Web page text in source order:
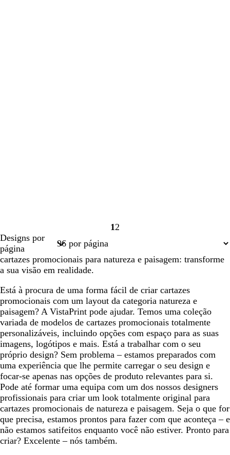
Página
1 Página
2
Designs por
página
cartazes promocionais para natureza e paisagem: transforme
a sua visão em realidade.
Está à procura de uma forma fácil de criar cartazes
promocionais com um layout da categoria natureza e
paisagem? A VistaPrint pode ajudar. Temos uma coleção
variada de modelos de cartazes promocionais totalmente
personalizáveis, incluindo opções com espaço para as suas
imagens, logótipos e mais. Está a trabalhar com o seu
próprio design? Sem problema – estamos preparados com
uma experiência que lhe permite carregar o seu design e
focar-se apenas nas opções de produto relevantes para si.
Pode até formar uma equipa com um dos nossos designers
profissionais para criar um look totalmente original para
cartazes promocionais de natureza e paisagem. Seja o que for
que precisa, estamos prontos para fazer com que aconteça – e
não estamos satifeitos enquanto você não estiver. Pronto para
criar? Excelente – nós também.